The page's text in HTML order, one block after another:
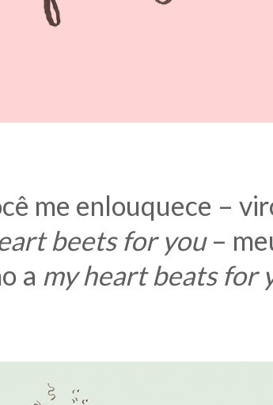
me enlouquece –
beets for you–
a my heart beats for